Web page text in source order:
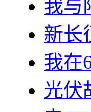
我与
新长
我在
光伏